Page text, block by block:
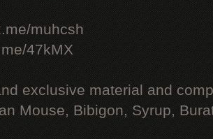
muhcsh
47kMX
exclusive material and
Mouse, Bibigon, Syrup,